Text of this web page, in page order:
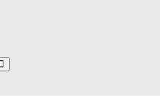
Search